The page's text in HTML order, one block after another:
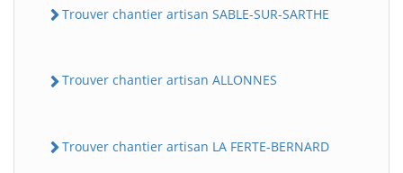
Trouver chantier artisan SABLE-SUR-SARTHE
Trouver chantier artisan ALLONNES
Trouver chantier artisan LA FERTE-BERNARD